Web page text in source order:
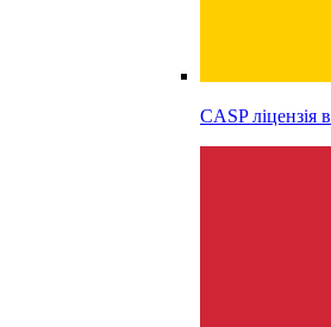
CASP ліцензія в